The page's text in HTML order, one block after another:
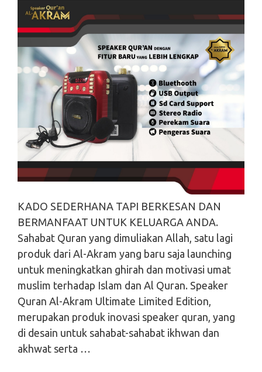
KADO SEDERHANA TAPI BERKESAN DAN
BERMANFAAT UNTUK KELUARGA ANDA.
Sahabat Quran yang dimuliakan Allah, satu lagi
produk dari Al-Akram yang baru saja launching
untuk meningkatkan ghirah dan motivasi umat
muslim terhadap Islam dan Al Quran. Speaker
Quran Al-Akram Ultimate Limited Edition,
merupakan produk inovasi speaker quran, yang
di desain untuk sahabat-sahabat ikhwan dan
akhwat serta …